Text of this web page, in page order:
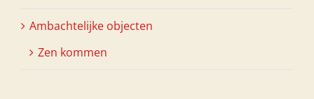
Ambachtelijke objecten
Zen kommen